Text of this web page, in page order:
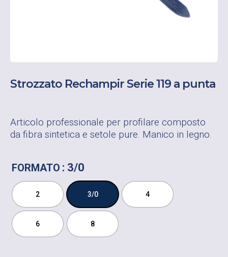
Strozzato Rechampir Serie 119 a punta
Articolo professionale per profilare composto
da fibra sintetica e setole pure. Manico in legno.
FORMATO : 3/0
2 3/0 4
6 8